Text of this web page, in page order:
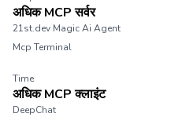
अधिक MCP सर्वर
21st.dev Magic Ai Agent
Mcp Terminal
Time
अधिक MCP क्लाइंट
DeepChat